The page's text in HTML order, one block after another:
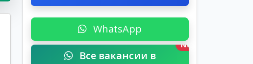
WhatsApp
Все вакансии в
New